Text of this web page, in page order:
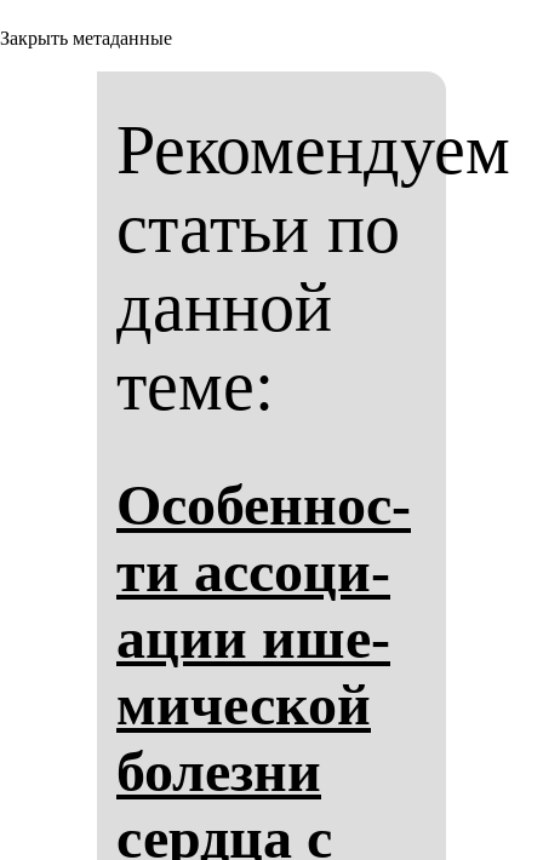
Закрыть метаданные
Рекомендуем
статьи по
данной
теме:
Осо­бен­нос­
ти ас­со­ци­
ации ише­
ми­чес­кой
бо­лез­ни
сер­дца с